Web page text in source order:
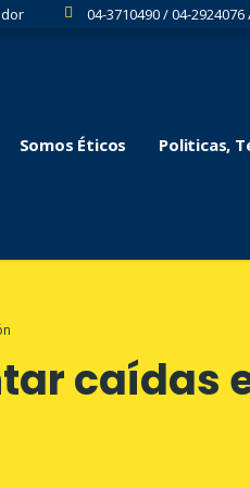
04-3710490 / 04-2924076
Somos Éticos Politicas,
caídas